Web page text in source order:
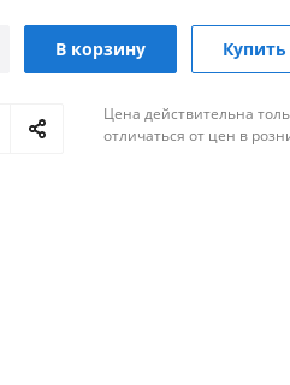
В корзину
Цена действительна
отличаться от цен в